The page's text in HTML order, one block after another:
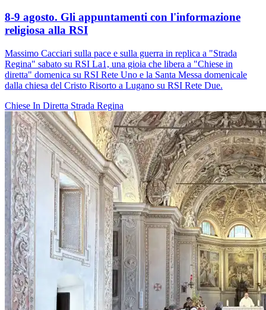
8-9 agosto. Gli appuntamenti con l'informazione
religiosa alla RSI
Massimo Cacciari sulla pace e sulla guerra in replica a "Strada
Regina" sabato su RSI La1, una gioia che libera a "Chiese in
diretta" domenica su RSI Rete Uno e la Santa Messa domenicale
dalla chiesa del Cristo Risorto a Lugano su RSI Rete Due.
Chiese In Diretta Strada Regina